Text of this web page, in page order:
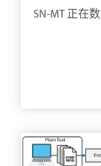
SN-MT 正在